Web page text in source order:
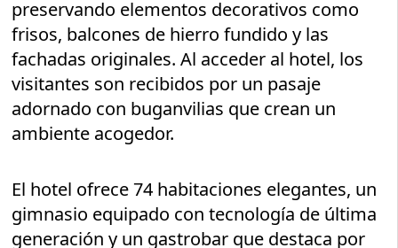
preservando elementos decorativos como
frisos, balcones de hierro fundido y las
fachadas originales. Al acceder al hotel, los
visitantes son recibidos por un pasaje
adornado con buganvilias que crean un
ambiente acogedor.
El hotel ofrece 74 habitaciones elegantes, un
gimnasio equipado con tecnología de última
generación y un gastrobar que destaca por